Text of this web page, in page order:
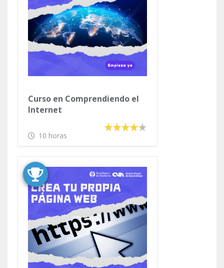
Curso en Comprendiendo el
Internet
10 horas